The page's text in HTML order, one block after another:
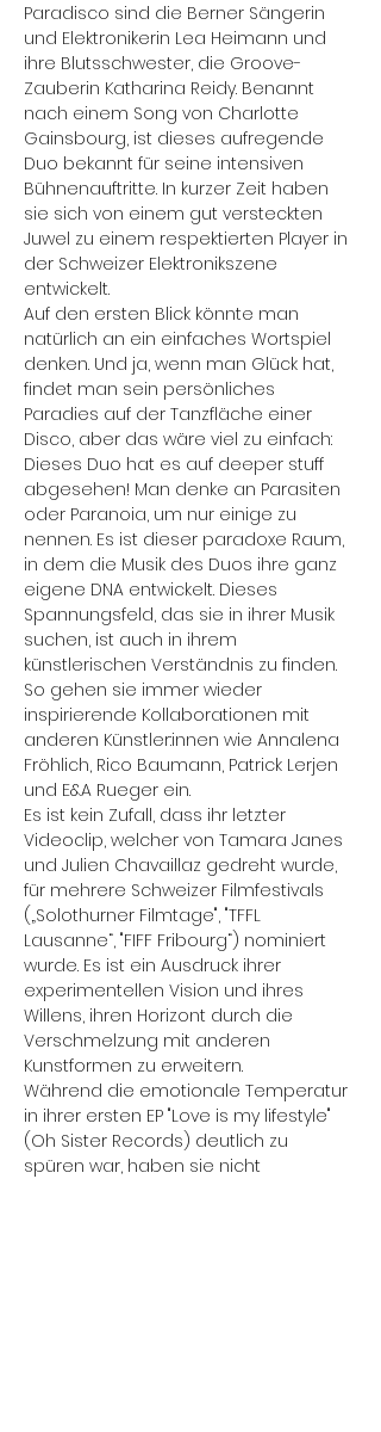
Paradisco sind die Berner Sängerin
und Elektronikerin Lea Heimann und
ihre Blutsschwester, die Groove-
Zauberin Katharina Reidy. Benannt
nach einem Song von Charlotte
Gainsbourg, ist dieses aufregende
Duo bekannt für seine intensiven
Bühnenauftritte. In kurzer Zeit haben
sie sich von einem gut versteckten
Juwel zu einem respektierten Player in
der Schweizer Elektronikszene
entwickelt.
Auf den ersten Blick könnte man
natürlich an ein einfaches Wortspiel
denken. Und ja, wenn man Glück hat,
findet man sein persönliches
Paradies auf der Tanzfläche einer
Disco, aber das wäre viel zu einfach:
Dieses Duo hat es auf deeper stuff
abgesehen! Man denke an Parasiten
oder Paranoia, um nur einige zu
nennen. Es ist dieser paradoxe Raum,
in dem die Musik des Duos ihre ganz
eigene DNA entwickelt. Dieses
Spannungsfeld, das sie in ihrer Musik
suchen, ist auch in ihrem
künstlerischen Verständnis zu finden.
So gehen sie immer wieder
inspirierende Kollaborationen mit
anderen Künstler:innen wie Annalena
Fröhlich, Rico Baumann, Patrick Lerjen
und E&A Rueger ein.
Es ist kein Zufall, dass ihr letzter
Videoclip, welcher von Tamara Janes
und Julien Chavaillaz gedreht wurde,
für mehrere Schweizer Filmfestivals
(„Solothurner Filmtage", "TFFL
Lausanne“, "FIFF Fribourg“) nominiert
wurde. Es ist ein Ausdruck ihrer
experimentellen Vision und ihres
Willens, ihren Horizont durch die
Verschmelzung mit anderen
Kunstformen zu erweitern.
Während die emotionale Temperatur
in ihrer ersten EP "Love is my lifestyle"
(Oh Sister Records) deutlich zu
spüren war, haben sie nicht